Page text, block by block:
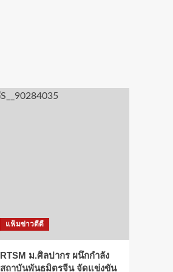
แฟ้มข่าวดีดี
RTSM ม.ศิลปากร ผนึกกำลัง
สถาบันพันธมิตรจีน จัดแข่งขัน